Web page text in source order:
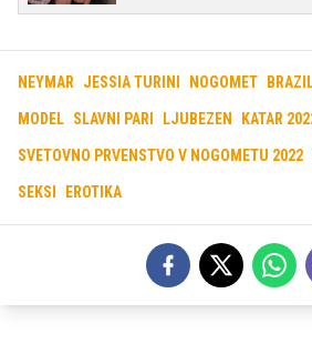
NEYMAR JESSIA TURINI NOGOMET
MODEL SLAVNI PARI LJUBEZEN KATAR
SVETOVNO PRVENSTVO V NOGOMETU 2022
SEKSI EROTIKA